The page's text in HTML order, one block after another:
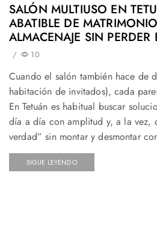
SALÓN MULTIUSO EN
ABATIBLE DE
ALMACENAJE SIN PERDER
/ 10
Cuando el salón también hace de
habitación de invitados), cada
En Tetuán es habitual buscar
día a día con amplitud y, a la vez,
verdad” sin montar y desmontar
SIGUE LEYENDO